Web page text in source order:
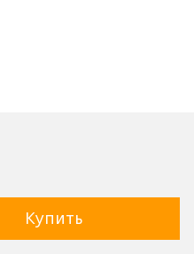
Купить